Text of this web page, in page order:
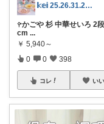
𝕜𝕖𝕚 25.26.31.2日💓
𖧤かごや 杉 中華せいろ 2
cm ...
￥ 5,940～
0 0 398
コレ い